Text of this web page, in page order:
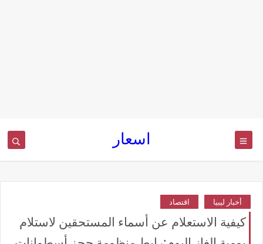
اسعار
أخبار ليبيا اقتصاد
كيفية الاستعلام عن أسماء المستحقين لاستلام